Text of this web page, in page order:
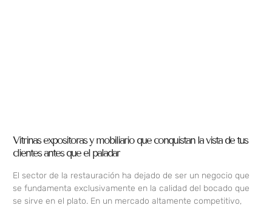
Vitrinas expositoras y mobiliario que conquistan la vista de tus
clientes antes que el paladar
El sector de la restauración ha dejado de ser un negocio que
se fundamenta exclusivamente en la calidad del bocado que
se sirve en el plato. En un mercado altamente competitivo,